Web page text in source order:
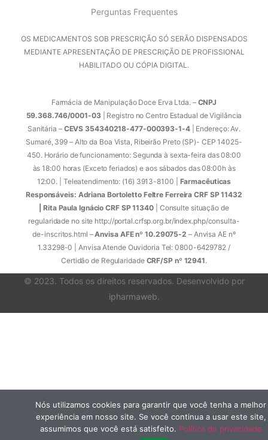
Perguntas Frequentes
OS MEDICAMENTOS SOB PRESCRIÇÃO SÓ SERÃO DISPENSADOS
MEDIANTE APRESENTAÇÃO DE PRESCRIÇÃO DE PROFISSIONAL
HABILITADO OU CÓPIA DIGITAL.
Farmácia de Manipulação Doce Erva Ltda. – CNPJ
59.368.746/0001-03| Registro no Centro Estadual de Vigilância
Sanitária –CEVS 354340218-477-000393-1-4| Endereço: Av.
Sumaré, 399 – Alto da Boa Vista, Ribeirão Preto (SP)- CEP 14025-
450. Horário de funcionamento: Segunda à sexta-feira das 08:00
às 18:00 horas (Exceto feriados) e aos sábados das 08:00h às
12:00. | Teleatendimento: (16) 3913-8100 | Farmacêuticas
Responsáveis: Adriana Bortoletto Feltre Ferreira CRF SP 11432
| Rita Paula Ignácio CRF SP 11340 | Consulte situação de
regularidade no site http://portal.crfsp.org.br/index.php/consulta-
de-inscritos.html –Anvisa AFE nº 10.29075-2 – Anvisa AE nº
1.33298-0 | Anvisa Atende Ouvidoria Tel: 0800-6429782 /
Certidão de Regularidade CRF/SP nº 12941.
© 2023. Todos os direitos reservados. Desenvolvido por
ipharmaweb.
Nós utilizamos cookies para garantir que você tenha a melhor
experiência em nosso site. Se você continua a usar este site,
assumimos que você está satisfeito. Política de privacidade